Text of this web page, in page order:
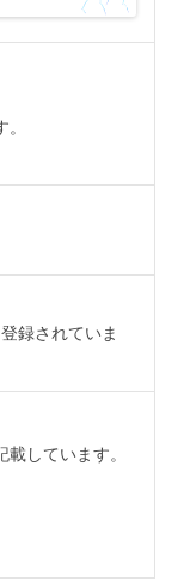
録されていま
しています。